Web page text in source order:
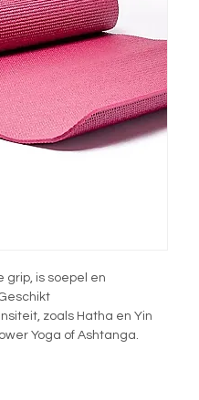
grip, is soepel en
zoals Hatha en Yin
Yoga of Ashtanga.